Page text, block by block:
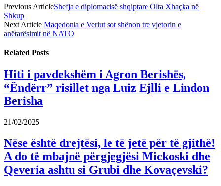
Previous ArticleShefja e diplomacisë shqiptare Olta Xhaçka në
Shkup
Next Article Maqedonia e Veriut sot shënon tre vjetorin e
anëtarësimit në NATO
Related Posts
Hiti i pavdekshëm i Agron Berishës,
“Ëndërr” risillet nga Luiz Ejlli e Lindon
Berisha
21/02/2025
Nëse është drejtësi, le të jetë për të gjithë!
A do të mbajnë përgjegjësi Mickoski dhe
Qeveria ashtu si Grubi dhe Kovaçevski?